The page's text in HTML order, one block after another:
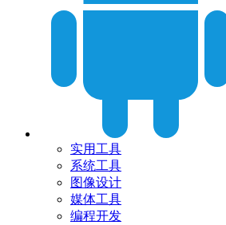
实用工具
系统工具
图像设计
媒体工具
编程开发